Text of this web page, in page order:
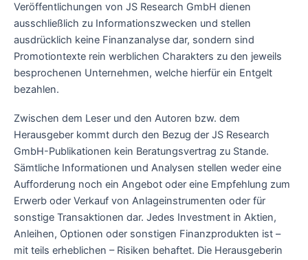
Veröffentlichungen von JS Research GmbH dienen
ausschließlich zu Informationszwecken und stellen
ausdrücklich keine Finanzanalyse dar, sondern sind
Promotiontexte rein werblichen Charakters zu den jeweils
besprochenen Unternehmen, welche hierfür ein Entgelt
bezahlen.
Zwischen dem Leser und den Autoren bzw. dem
Herausgeber kommt durch den Bezug der JS Research
GmbH-Publikationen kein Beratungsvertrag zu Stande.
Sämtliche Informationen und Analysen stellen weder eine
Aufforderung noch ein Angebot oder eine Empfehlung zum
Erwerb oder Verkauf von Anlageinstrumenten oder für
sonstige Transaktionen dar. Jedes Investment in Aktien,
Anleihen, Optionen oder sonstigen Finanzprodukten ist –
mit teils erheblichen – Risiken behaftet. Die Herausgeberin